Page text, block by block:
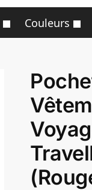
Couleurs